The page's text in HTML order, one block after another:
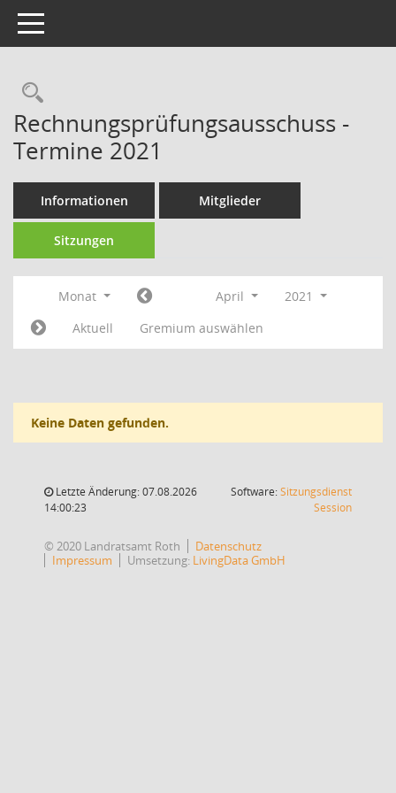
Toggle navigation
Rechercheauswahl
Rechnungsprüfungsausschuss -
Termine 2021
Informationen Mitglieder
Sitzungen
Monat April
2021
Aktuell
Gremium auswählen
Keine Daten gefunden.
Letzte Änderung: 07.08.2026
14:00:23
Software:Sitzungsdienst
Session(Wird in
© 2020 Landratsamt Roth
Datenschutz
Impressum
Umsetzung: LivingData GmbH